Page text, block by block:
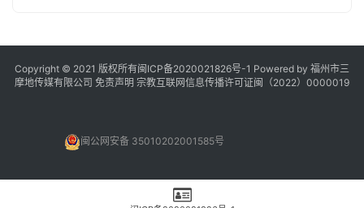
Copyright © 2021 版权所有闽ICP备2020021826号-1 Powered by 福州市三
摩地传媒有限公司 免责声明 宗教互联网信息传播许可证闽（2022）0000019
闽公网安备 35010202001585号